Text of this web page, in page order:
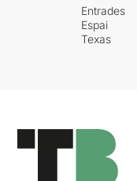
Entrades
Espai
Texas